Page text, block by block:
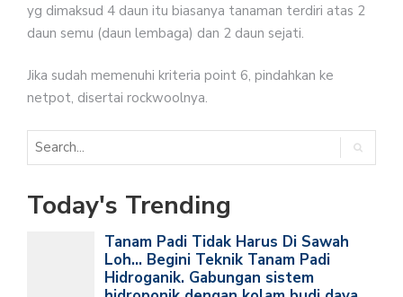
yg dimaksud 4 daun itu biasanya tanaman terdiri atas 2
daun semu (daun lembaga) dan 2 daun sejati.
Jika sudah memenuhi kriteria point 6, pindahkan ke
netpot, disertai rockwoolnya.
Today's Trending